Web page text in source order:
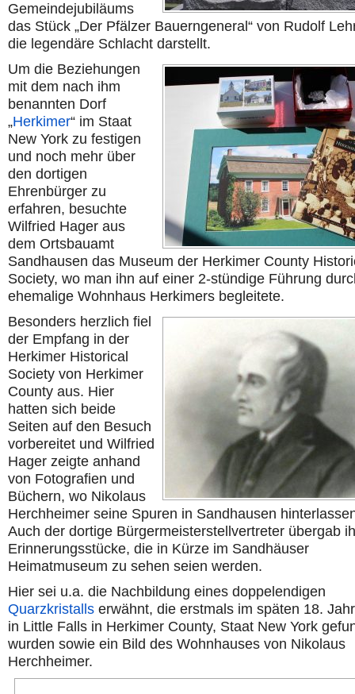
Gemeindejubiläums
das Stück „Der Pfälzer Bauerngeneral“ von Rudolf
die legendäre Schlacht darstellt.
Um die Beziehungen
mit dem nach ihm
benannten Dorf
„Herkimer“ im Staat
New York zu festigen
und noch mehr über
den dortigen
Ehrenbürger zu
erfahren, besuchte
Wilfried Hager aus
dem Ortsbauamt
Sandhausen das Museum der Herkimer County
Society, wo man ihn auf einer 2-stündige Führung
ehemalige Wohnhaus Herkimers begleitete.
Besonders herzlich fiel
der Empfang in der
Herkimer Historical
Society von Herkimer
County aus. Hier
hatten sich beide
Seiten auf den Besuch
vorbereitet und Wilfried
Hager zeigte anhand
von Fotografien und
Büchern, wo Nikolaus
Herchheimer seine Spuren in Sandhausen
Auch der dortige Bürgermeisterstellvertreter übergab
Erinnerungsstücke, die in Kürze im Sandhäuser
Heimatmuseum zu sehen seien werden.
Hier sei u.a. die Nachbildung eines doppelendigen
Quarzkristalls erwähnt, die erstmals im späten 18.
in Little Falls in Herkimer County, Staat New York
wurden sowie ein Bild des Wohnhauses von Nikolaus
Herchheimer.